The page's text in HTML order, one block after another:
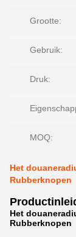
Grootte:
Gebruik:
Druk:
MOQ:
Het
Rubberknopen
Het
Rubberknopen